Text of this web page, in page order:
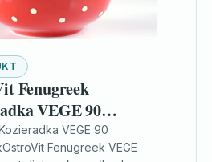
Fenugreek
VEGE 90
libidoVEGE 90
Fenugreek VEGE